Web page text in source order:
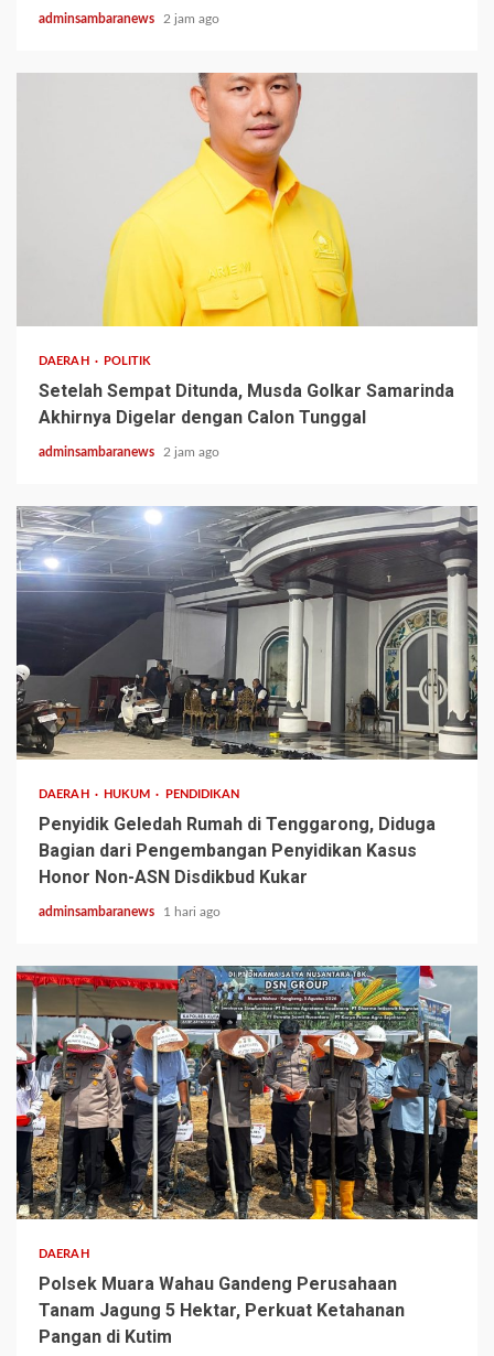
adminsambaranews 2 jam ago
DAERAH POLITIK
Setelah Sempat Ditunda, Musda Golkar Samarinda
Akhirnya Digelar dengan Calon Tunggal
adminsambaranews 2 jam ago
3 min read
DAERAH HUKUM PENDIDIKAN
Penyidik Geledah Rumah di Tenggarong, Diduga
Bagian dari Pengembangan Penyidikan Kasus
Honor Non-ASN Disdikbud Kukar
adminsambaranews 1 hari ago
2 min read
DAERAH
Polsek Muara Wahau Gandeng Perusahaan
Tanam Jagung 5 Hektar, Perkuat Ketahanan
Pangan di Kutim